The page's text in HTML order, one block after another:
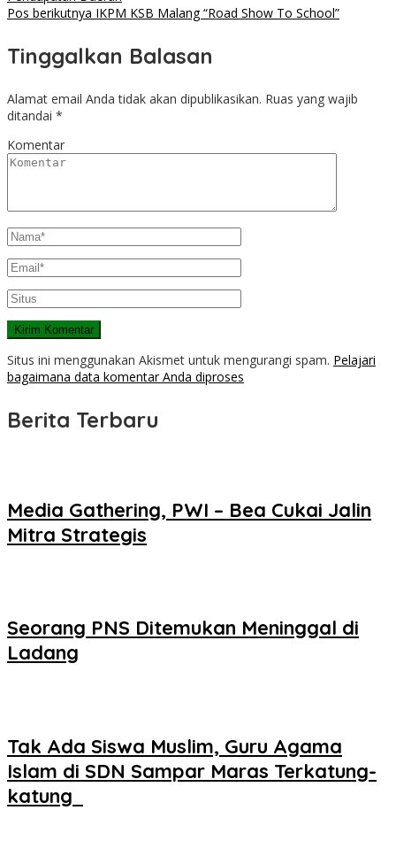
Pos berikutnya IKPM KSB Malang “Road Show To School”
Tinggalkan Balasan
Alamat email Anda tidak akan dipublikasikan. Ruas yang wajib
ditandai *
Komentar
Situs ini menggunakan Akismet untuk mengurangi spam. Pelajari
bagaimana data komentar Anda diproses
Berita Terbaru
Media Gathering, PWI – Bea Cukai Jalin
Mitra Strategis
Seorang PNS Ditemukan Meninggal di
Ladang
Tak Ada Siswa Muslim, Guru Agama
Islam di SDN Sampar Maras Terkatung-
katung ‎